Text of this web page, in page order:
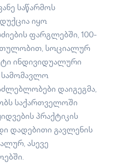
საწარმოს
იყო
ფარგლებში, 100-
სოციალურ
ინდივიდუალური
სამომავლო
დაიგეგმა,
საქართველოში
პრაქტიკის
დადებითი გავლენის
ასევე